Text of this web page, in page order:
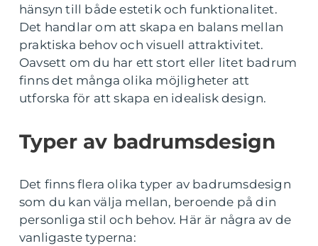
hänsyn till både estetik och funktionalitet.
Det handlar om att skapa en balans mellan
praktiska behov och visuell attraktivitet.
Oavsett om du har ett stort eller litet badrum
finns det många olika möjligheter att
utforska för att skapa en idealisk design.
Typer av badrumsdesign
Det finns flera olika typer av badrumsdesign
som du kan välja mellan, beroende på din
personliga stil och behov. Här är några av de
vanligaste typerna: